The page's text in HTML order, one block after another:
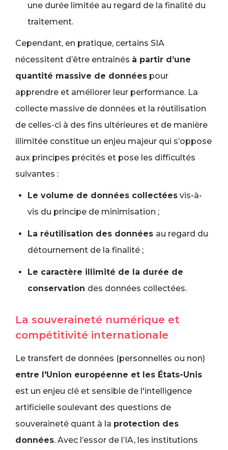
une durée limitée au regard de la finalité du
traitement.
Cependant, en pratique, certains SIA
nécessitent d’être entraînés à partir d’une
quantité massive de données pour
apprendre et améliorer leur performance. La
collecte massive de données et la réutilisation
de celles-ci à des fins ultérieures et de manière
illimitée constitue un enjeu majeur qui s’oppose
aux principes précités et pose les difficultés
suivantes :
Le volume de données collectées vis-à-
vis du principe de minimisation ;
La réutilisation des données au regard du
détournement de la finalité ;
Le caractère illimité de la durée de
conservation des données collectées.
La souveraineté numérique et
compétitivité internationale
Le transfert de données (personnelles ou non)
entre l'Union européenne et les États-Unis
est un enjeu clé et sensible de l'intelligence
artificielle soulevant des questions de
souveraineté quant à la protection des
données. Avec l’essor de l’IA, les institutions